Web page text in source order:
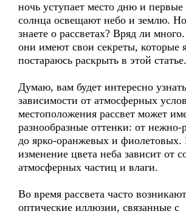
ночь уступает место дню и первые
солнца освещают небо и землю.
знаете о рассветах? Вряд ли
они имеют свои секреты, которые
постараюсь раскрыть в этой статье.
Думаю, вам будет интересно
зависимости от атмосферных
местоположения рассвет может
разнообразные оттенки: от нежно-
до ярко-оранжевых и
изменение цвета неба зависит от
атмосферных частиц и влаги.
Во время рассвета часто возникают
оптические иллюзии, связанные с